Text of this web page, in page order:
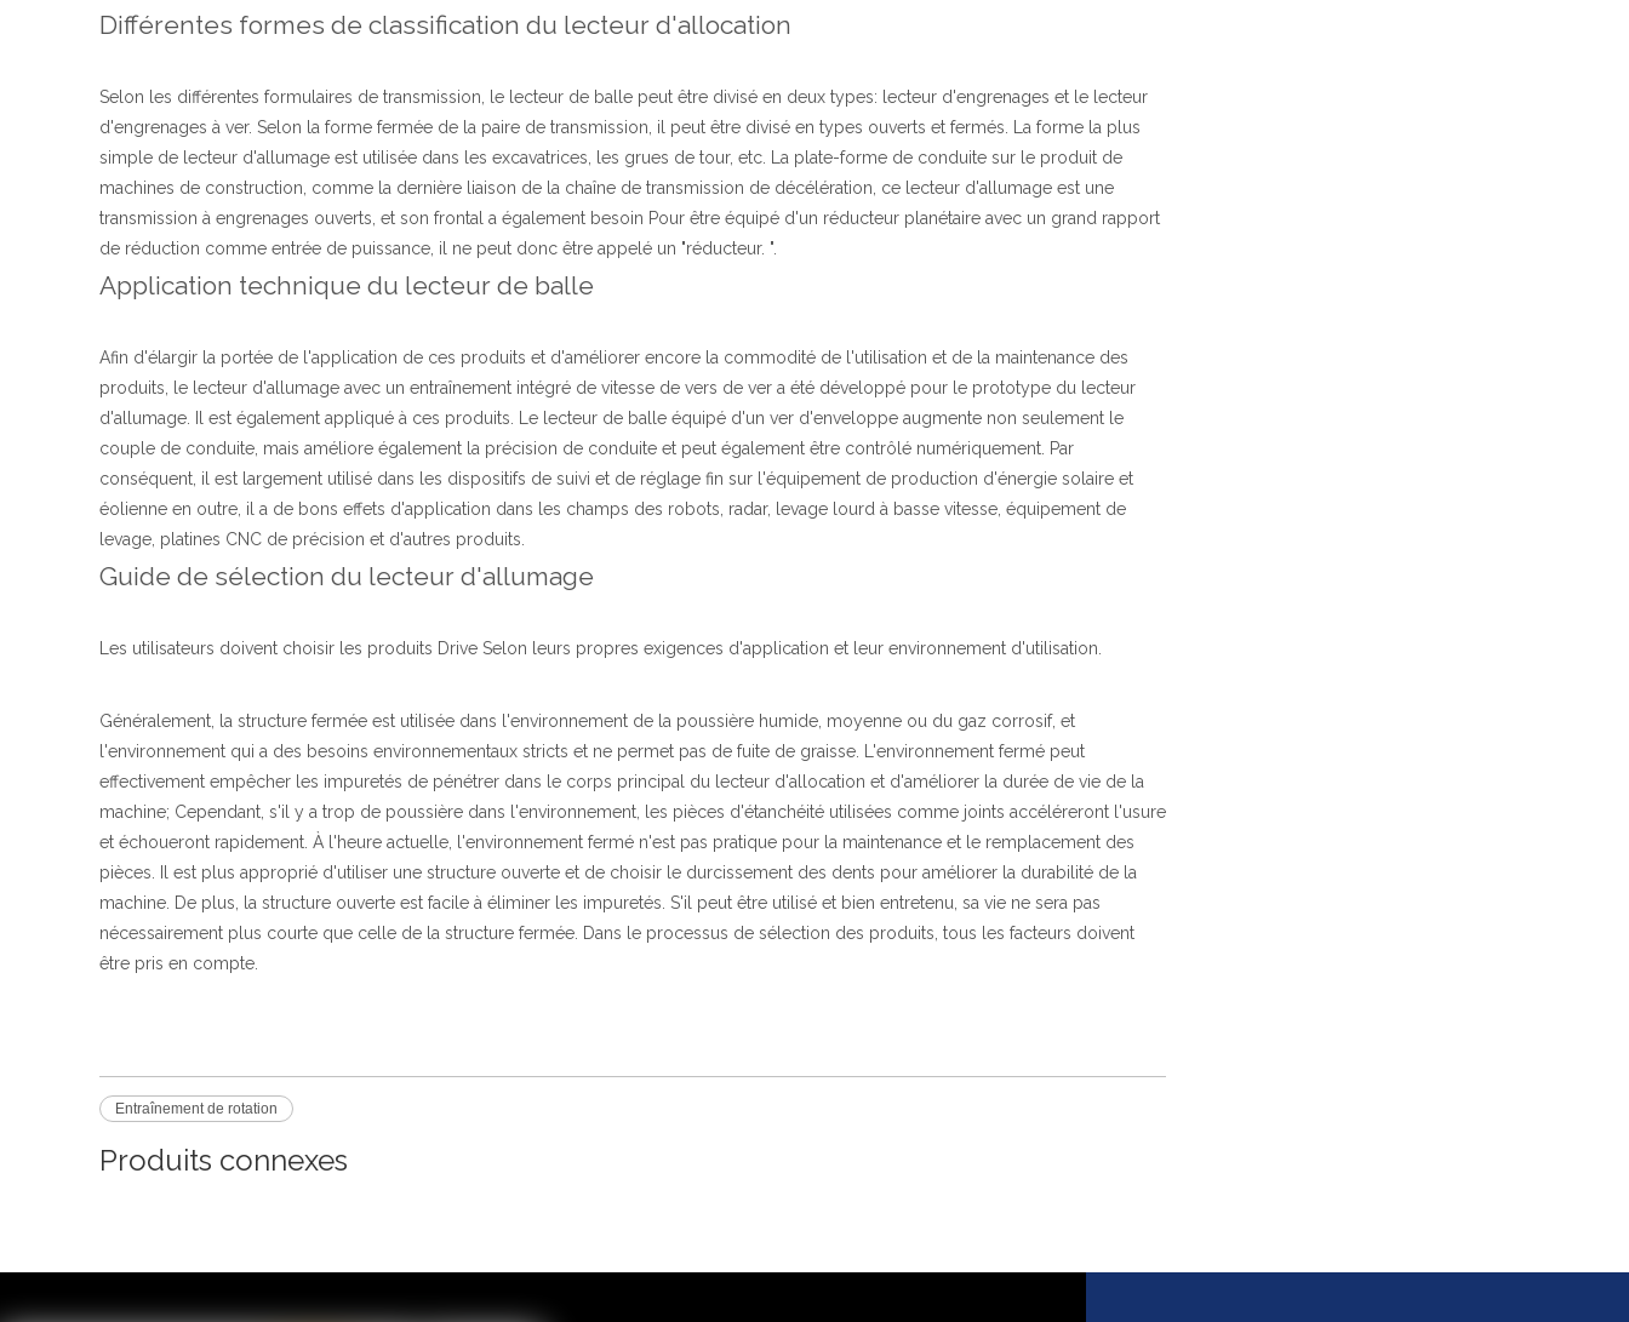
Différentes formes de classification du lecteur d'allocation
Selon les différentes formulaires de transmission, le lecteur de balle peut être divisé en deux types: lecteur d'engrenages et le lecteur
d'engrenages à ver. Selon la forme fermée de la paire de transmission, il peut être divisé en types ouverts et fermés. La forme la plus
simple de lecteur d'allumage est utilisée dans les excavatrices, les grues de tour, etc. La plate-forme de conduite sur le produit de
machines de construction, comme la dernière liaison de la chaîne de transmission de décélération, ce lecteur d'allumage est une
transmission à engrenages ouverts, et son frontal a également besoin Pour être équipé d'un réducteur planétaire avec un grand rapport
de réduction comme entrée de puissance, il ne peut donc être appelé un "réducteur. ".
Application technique du lecteur de balle
Afin d'élargir la portée de l'application de ces produits et d'améliorer encore la commodité de l'utilisation et de la maintenance des
produits, le lecteur d'allumage avec un entraînement intégré de vitesse de vers de ver a été développé pour le prototype du lecteur
d'allumage. Il est également appliqué à ces produits. Le lecteur de balle équipé d'un ver d'enveloppe augmente non seulement le
couple de conduite, mais améliore également la précision de conduite et peut également être contrôlé numériquement. Par
conséquent, il est largement utilisé dans les dispositifs de suivi et de réglage fin sur l'équipement de production d'énergie solaire et
éolienne en outre, il a de bons effets d'application dans les champs des robots, radar, levage lourd à basse vitesse, équipement de
levage, platines CNC de précision et d'autres produits.
Guide de sélection du lecteur d'allumage
Les utilisateurs doivent choisir les produits Drive Selon leurs propres exigences d'application et leur environnement d'utilisation.
Généralement, la structure fermée est utilisée dans l'environnement de la poussière humide, moyenne ou du gaz corrosif, et
l'environnement qui a des besoins environnementaux stricts et ne permet pas de fuite de graisse. L'environnement fermé peut
effectivement empêcher les impuretés de pénétrer dans le corps principal du lecteur d'allocation et d'améliorer la durée de vie de la
machine; Cependant, s'il y a trop de poussière dans l'environnement, les pièces d'étanchéité utilisées comme joints accéléreront l'usure
et échoueront rapidement. À l'heure actuelle, l'environnement fermé n'est pas pratique pour la maintenance et le remplacement des
pièces. Il est plus approprié d'utiliser une structure ouverte et de choisir le durcissement des dents pour améliorer la durabilité de la
machine. De plus, la structure ouverte est facile à éliminer les impuretés. S'il peut être utilisé et bien entretenu, sa vie ne sera pas
nécessairement plus courte que celle de la structure fermée. Dans le processus de sélection des produits, tous les facteurs doivent
être pris en compte.
Entraînement de rotation
Produits connexes